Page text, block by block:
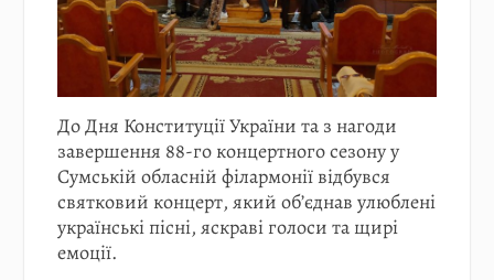
До Дня Конституції України та з нагоди
завершення 88-го концертного сезону у
Сумській обласній філармонії відбувся
святковий концерт, який об’єднав улюблені
українські пісні, яскраві голоси та щирі
емоції.